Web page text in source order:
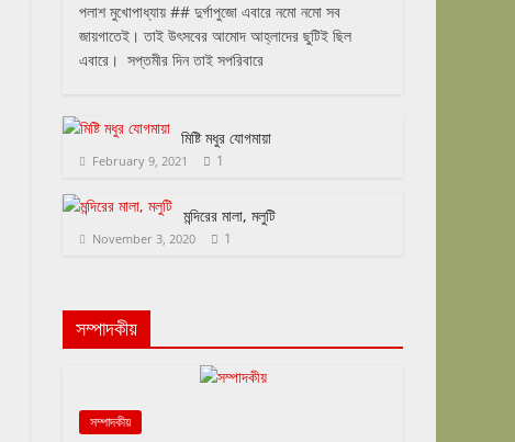
পলাশ মুখোপাধ্যায় ## দুর্গাপুজো এবারে নমো নমো সব
জায়গাতেই। তাই উৎসবের আমোদ আহ্লাদের ছুটিই ছিল
এবারে। সপ্তমীর দিন তাই সপরিবারে
মিষ্টি মধুর যোগমায়া
February 9, 2021 1
মন্দিরের মালা, মলুটি
November 3, 2020 1
সম্পাদকীয়
সম্পাদকীয়